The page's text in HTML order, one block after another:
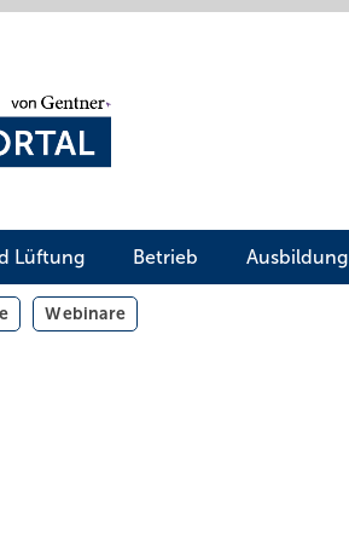
Lüftung Betrieb Ausbildung
Webinare